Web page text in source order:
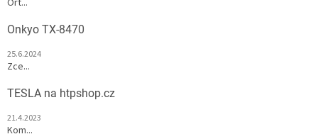
Ort...
Onkyo TX-8470
25.6.2024
Zce...
TESLA na htpshop.cz
21.4.2023
Kom...